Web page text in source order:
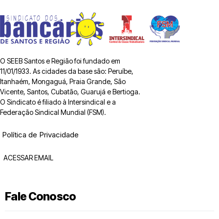
O SEEB Santos e Região foi fundado em
11/01/1933. As cidades da base são: Peruíbe,
Itanhaém, Mongaguá, Praia Grande, São
Vicente, Santos, Cubatão, Guarujá e Bertioga.
O Sindicato é filiado à Intersindical e a
Federação Sindical Mundial (FSM).
Política de Privacidade
ACESSAR EMAIL
Fale Conosco